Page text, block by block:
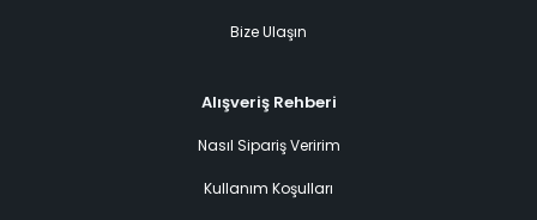
Bize Ulaşın
Alışveriş Rehberi
Nasıl Sipariş Veririm
Kullanım Koşulları